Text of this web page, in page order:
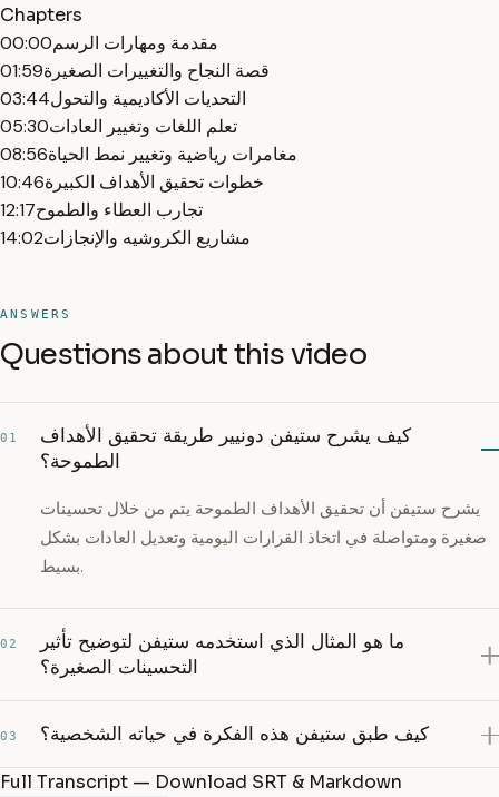
Chapters
00:00مقدمة ومهارات الرسم
01:59قصة النجاح والتغييرات الصغيرة
03:44التحديات الأكاديمية والتحول
05:30تعلم اللغات وتغيير العادات
08:56مغامرات رياضية وتغيير نمط الحياة
10:46خطوات تحقيق الأهداف الكبيرة
12:17تجارب العطاء والطموح
14:02مشاريع الكروشيه والإنجازات
ANSWERS
Questions about this video
01
كيف يشرح ستيفن دونيير طريقة تحقيق الأهداف
الطموحة؟
يشرح ستيفن أن تحقيق الأهداف الطموحة يتم من خلال تحسينات
صغيرة ومتواصلة في اتخاذ القرارات اليومية وتعديل العادات بشكل
بسيط.
02
ما هو المثال الذي استخدمه ستيفن لتوضيح تأثير
التحسينات الصغيرة؟
03 كيف طبق ستيفن هذه الفكرة في حياته الشخصية؟
Full Transcript — Download SRT & Markdown